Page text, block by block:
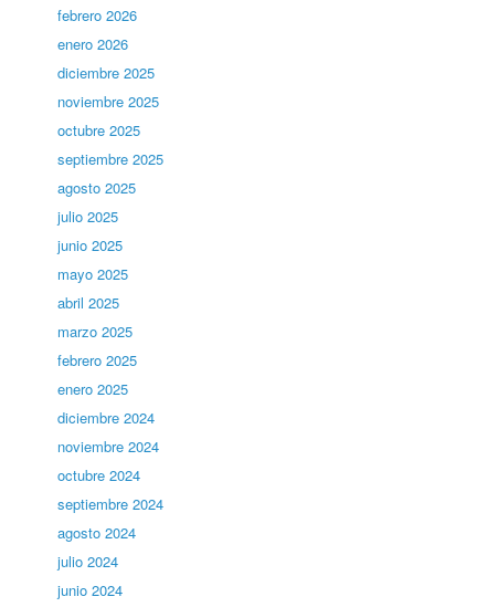
febrero 2026
enero 2026
diciembre 2025
noviembre 2025
octubre 2025
septiembre 2025
agosto 2025
julio 2025
junio 2025
mayo 2025
abril 2025
marzo 2025
febrero 2025
enero 2025
diciembre 2024
noviembre 2024
octubre 2024
septiembre 2024
agosto 2024
julio 2024
junio 2024